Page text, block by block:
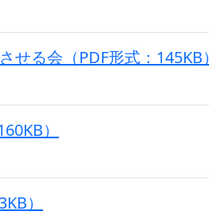
る会（PDF形式：145KB）
）
）